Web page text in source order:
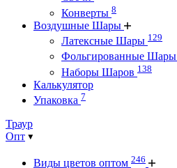
Конверты 8
Воздушные Шары
Латексные Шары 129
Фольгированные Шары
Наборы Шаров 138
Калькулятор
Упаковка 7
Траур
Опт
Виды цветов оптом 246